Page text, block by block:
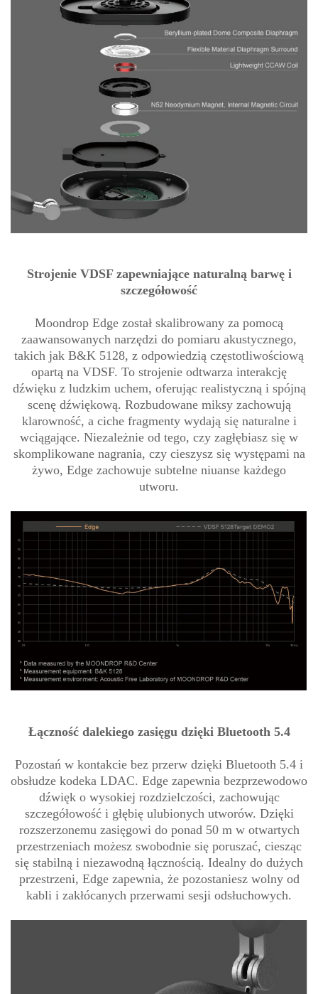
Strojenie VDSF zapewniające naturalną barwę i
szczegółowość
Moondrop Edge został skalibrowany za pomocą
zaawansowanych narzędzi do pomiaru akustycznego,
takich jak B&K 5128, z odpowiedzią częstotliwościową
opartą na VDSF. To strojenie odtwarza interakcję
dźwięku z ludzkim uchem, oferując realistyczną i spójną
scenę dźwiękową. Rozbudowane miksy zachowują
klarowność, a ciche fragmenty wydają się naturalne i
wciągające. Niezależnie od tego, czy zagłębiasz się w
skomplikowane nagrania, czy cieszysz się występami na
żywo, Edge zachowuje subtelne niuanse każdego
utworu.
Łączność dalekiego zasięgu dzięki Bluetooth 5.4
Pozostań w kontakcie bez przerw dzięki Bluetooth 5.4 i
obsłudze kodeka LDAC. Edge zapewnia bezprzewodowo
dźwięk o wysokiej rozdzielczości, zachowując
szczegółowość i głębię ulubionych utworów. Dzięki
rozszerzonemu zasięgowi do ponad 50 m w otwartych
przestrzeniach możesz swobodnie się poruszać, ciesząc
się stabilną i niezawodną łącznością. Idealny do dużych
przestrzeni, Edge zapewnia, że pozostaniesz wolny od
kabli i zakłócanych przerwami sesji odsłuchowych.